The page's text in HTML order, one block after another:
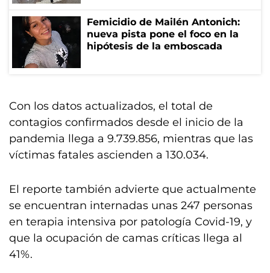
Femicidio de Mailén Antonich:
nueva pista pone el foco en la
hipótesis de la emboscada
Con los datos actualizados, el total de
contagios confirmados desde el inicio de la
pandemia llega a 9.739.856, mientras que las
víctimas fatales ascienden a 130.034.
El reporte también advierte que actualmente
se encuentran internadas unas 247 personas
en terapia intensiva por patología Covid-19, y
que la ocupación de camas críticas llega al
41%.